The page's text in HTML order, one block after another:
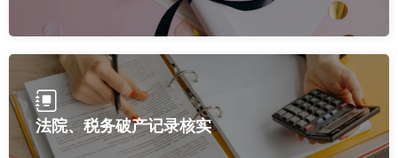
法院、税务破产记录核实